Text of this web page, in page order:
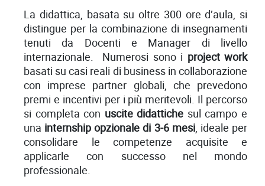
La didattica, basata su oltre 300 ore d’aula, si
distingue per la combinazione di insegnamenti
tenuti da Docenti e Manager di livello
internazionale. Numerosi sono i project work
basati su casi reali di business in collaborazione
con imprese partner globali, che prevedono
premi e incentivi per i più meritevoli. Il percorso
si completa con uscite didattiche sul campo e
una internship opzionale di 3-6 mesi, ideale per
consolidare le competenze acquisite e
applicarle con successo nel mondo
professionale.